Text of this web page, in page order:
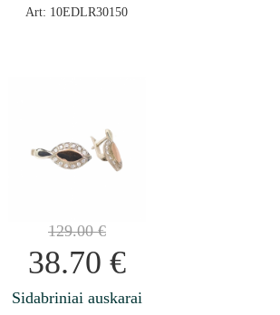
Art: 10EDLR30150
129.00€
38.70 €
Sidabriniai auskarai